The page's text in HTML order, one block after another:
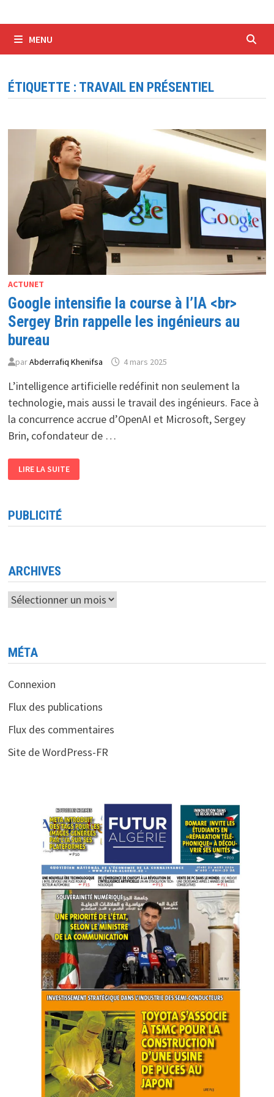
MENU
ÉTIQUETTE : TRAVAIL EN PRÉSENTIEL
ACTUNET
Google intensifie la course à l’IA <br>
Sergey Brin rappelle les ingénieurs au
bureau
parAbderrafiq Khenifsa 4 mars 2025
L’intelligence artificielle redéfinit non seulement la
technologie, mais aussi le travail des ingénieurs. Face à
la concurrence accrue d’OpenAI et Microsoft, Sergey
Brin, cofondateur de …
GOOGLE
INTENSIFIE
LA
<BR>
SERGEY
AU
BUREAU
LIRE LA SUITE
PUBLICITÉ
ARCHIVES
Archives
MÉTA
Connexion
Flux des publications
Flux des commentaires
Site de WordPress-FR